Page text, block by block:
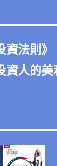
資法則 》
資人的美